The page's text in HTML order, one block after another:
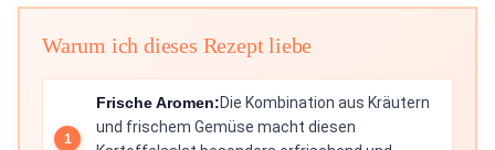
Warum ich dieses Rezept liebe
Frische Aromen:Die Kombination aus Kräutern
und frischem Gemüse macht diesen